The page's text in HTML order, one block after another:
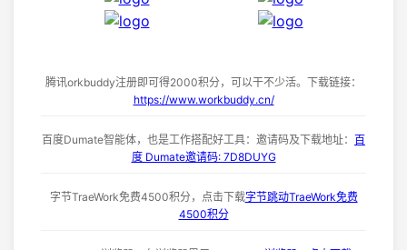
腾讯orkbuddy注册即可得2000积分，可以干不少活。下载链接：
https://www.workbuddy.cn/
百度Dumate智能体，也是工作搭配好工具：邀请码及下载地址： 百
度 Dumate邀请码: 7D8DUYG
字节TraeWork免费4500积分，点击下载字节跳动TraeWork免费
4500积分